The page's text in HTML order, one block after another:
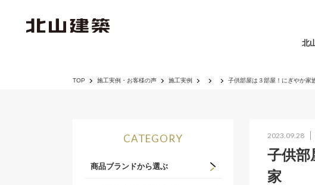
北
TOP 施工実例・お客様の声 施工実例 子供部屋は３部屋！にぎやか家
2023.09.28
子供部
家
CATEGORY
商品ブランドから選ぶ